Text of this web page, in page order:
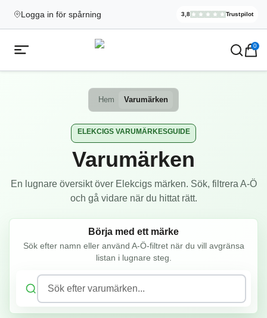
Logga in för spårning
Elekcig.se
3,8 Trustpilot
,3 071
Öppna mobilmeny
Ecigg → Köp e-cigarett och 0
Hem Varumärken
ELEKCIGS VARUMÄRKESGUIDE
Varumärken
En lugnare översikt över Elekcigs märken. Sök, filtrera A-Ö
och gå vidare när du hittat rätt.
Börja med ett märke
Sök efter namn eller använd A-Ö-filtret när du vill avgränsa
listan i lugnare steg.
Sök efter varumärken...